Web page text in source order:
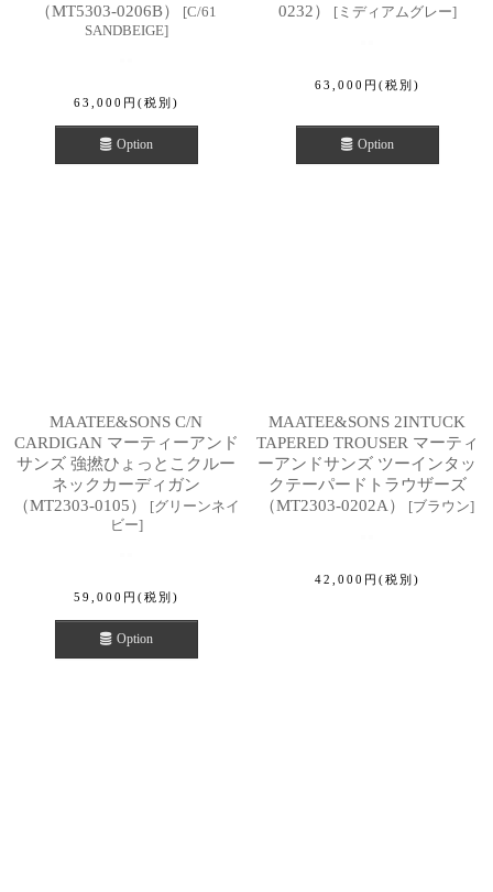
（MT5303-0206B）
[C/61
SANDBEIGE]
63,000 円 (税別)
Option
0232）
[ミディアムグレー]
63,000 円 (税別)
Option
MAATEE&SONS C/N
CARDIGAN マーティーアンド
サンズ 強撚ひょっとこクルー
ネックカーディガン
（MT2303-0105）
[グリーンネイ
ビー]
59,000 円 (税別)
Option
MAATEE&SONS 2INTUCK
TAPERED TROUSER マーティ
ーアンドサンズ ツーインタッ
クテーパードトラウザーズ
（MT2303-0202A）
[ブラウン]
42,000 円 (税別)